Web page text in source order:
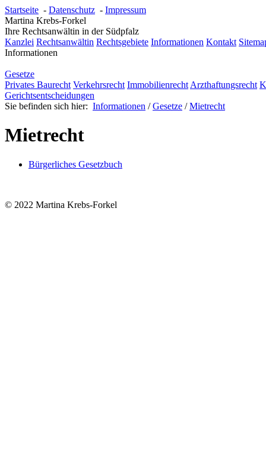
Startseite - Datenschutz - Impressum
Martina Krebs-Forkel
Ihre Rechtsanwältin in der Südpfalz
Kanzlei Rechtsanwältin Rechtsgebiete Informationen Kontakt
Informationen
Gesetze
Privates Baurecht Verkehrsrecht Immobilienrecht Arzthaftungsrecht
Gerichtsentscheidungen
Sie befinden sich hier: Informationen / Gesetze / Mietrecht
Mietrecht
Bürgerliches Gesetzbuch
© 2022 Martina Krebs-Forkel